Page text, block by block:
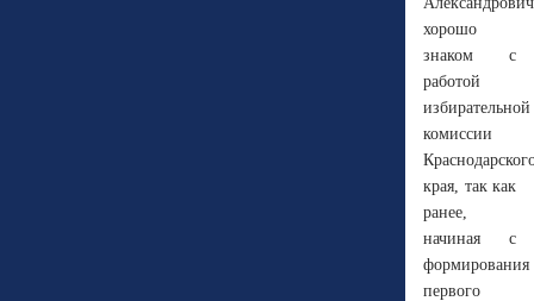
хорошо
знаком с
работой
избирательной
комиссии
края, так как
ранее,
начиная с
формирования
первого